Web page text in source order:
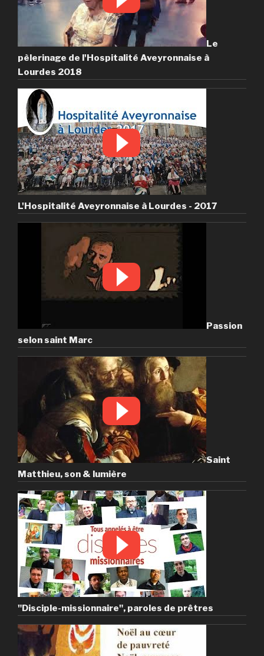
Le
pèlerinage de l'Hospitalité Aveyronnaise à
Lourdes 2018
L'Hospitalité Aveyronnaise à Lourdes - 2017
Passion
selon saint Marc
Saint
Matthieu, son & lumière
"Disciple-missionnaire", paroles de prêtres